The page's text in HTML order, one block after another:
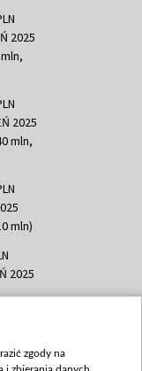
2025
2025
mln,
mln)
2025
350
zgody na